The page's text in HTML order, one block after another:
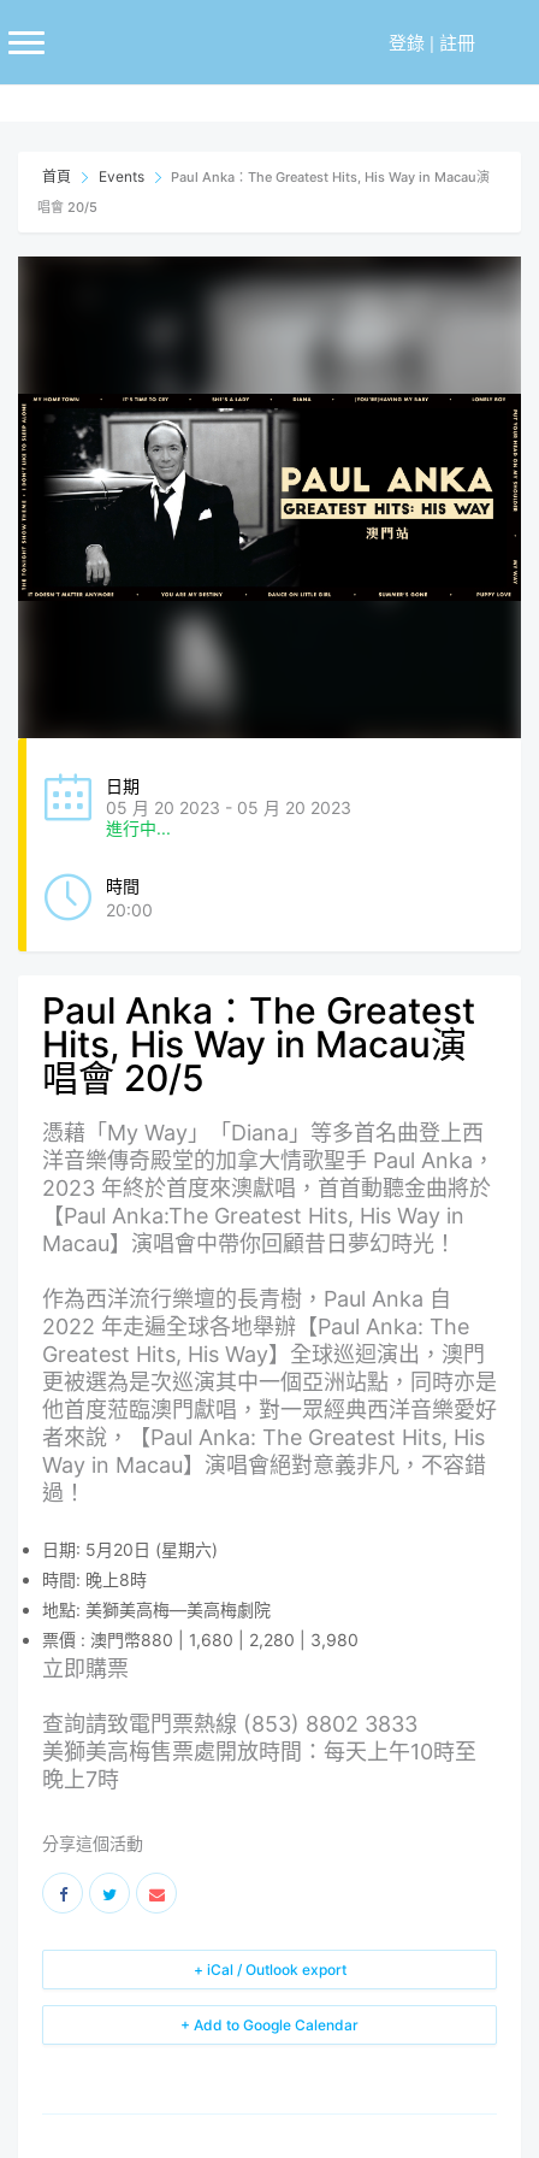
至
登錄| 註冊
首頁 Events
Paul Anka：The Greatest Hits, His Way in Macau演
唱會 20/5
日期
05 月 20 2023 - 05 月 20 2023
進行中...
時間
20:00
Paul Anka：The Greatest
Hits, His Way in Macau演
唱會 20/5
憑藉「My Way」「Diana」等多首名曲登上西
洋音樂傳奇殿堂的加拿大情歌聖手 Paul Anka，
2023 年終於首度來澳獻唱，首首動聽金曲將於
【Paul Anka:The Greatest Hits, His Way in
Macau】演唱會中帶你回顧昔日夢幻時光！
作為西洋流行樂壇的長青樹，Paul Anka 自
2022 年走遍全球各地舉辦【Paul Anka: The
Greatest Hits, His Way】全球巡迴演出，澳門
更被選為是次巡演其中一個亞洲站點，同時亦是
他首度蒞臨澳門獻唱，對一眾經典西洋音樂愛好
者來說，【Paul Anka: The Greatest Hits, His
Way in Macau】演唱會絕對意義非凡，不容錯
過！
日期: 5月20日 (星期六)
時間: 晚上8時
地點: 美獅美高梅—美高梅劇院
票價 : 澳門幣880 | 1,680 | 2,280 | 3,980
立即購票
查詢請致電門票熱線 (853) 8802 3833
美獅美高梅售票處開放時間：每天上午10時至
晚上7時
分享這個活動
+ Add to Google Calendar
+ iCal / Outlook export